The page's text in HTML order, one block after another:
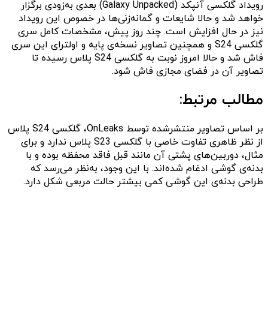
رویداد گلکسی آنپکد (Galaxy Unpacked) بعدی به‌زودی برگزار
خواهد شد و حالا شایعات و گمانه‌زنی‌ها در خصوص این رویداد
نیز در حال افزایش است. چند روز پیش، مشخصات کامل سری
گلکسی S24 و همچنین تصاویر نسخه‌ی پایه و اولترای این سری
فاش شد و حالا امروز نوبت به گلکسی S24 پلاس رسیده تا
تصاویر آن در فضای مجازی فاش شود.
مطالب مرتبط:
بر اساس تصاویر منتشرشده توسط OnLeaks، گلکسی S24 پلاس
از نظر ظاهری تفاوت خاصی با گلکسی S23 پلاس ندارد و برای
مثال، دوربین‌های پشتی آن مانند قبل فاقد محفظه بوده و با
بدنه‌ی گوشی ادغام شده‌اند. با این وجود، به‌نظر می‌رسد که
طراحی بدنه‌ی این گوشی کمی بیشتر حالت مربعی شکل دارد.